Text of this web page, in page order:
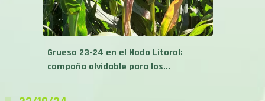
Gruesa 23-24 en el Nodo Litoral:
campaña olvidable para los...